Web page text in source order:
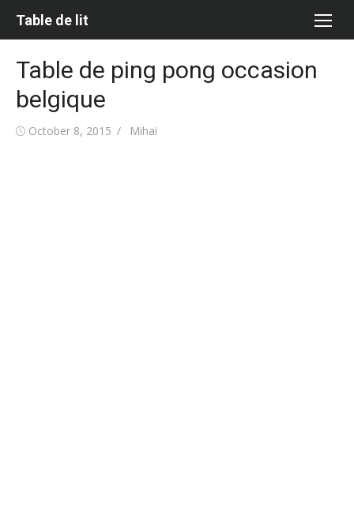
Table de lit
Table de ping pong occasion
belgique
Posted
October 8, 2015 Author
Mihai